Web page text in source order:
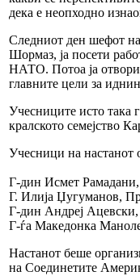
дека е неопходно
Следниот ден шефот
Шормаз, ја посети
НАТО. Потоа ја отвори
главните цели за
Учесниците исто така
кралското семејство
Учесници на
Г-дин Исмет
Г. Илија Џугуманов,
Г-дин Андреј
Г-ѓа Македонка
Настанот беше
на Соединетите